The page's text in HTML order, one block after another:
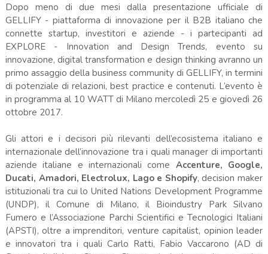
Dopo meno di due mesi dalla presentazione ufficiale di
GELLIFY - piattaforma di innovazione per il B2B italiano che
connette startup, investitori e aziende - i partecipanti ad
EXPLORE - Innovation and Design Trends, evento su
innovazione, digital transformation e design thinking avranno un
primo assaggio della business community di GELLIFY, in termini
di potenziale di relazioni, best practice e contenuti. L’evento è
in programma al 10 WATT di Milano mercoledì 25 e giovedì 26
ottobre 2017.
Gli attori e i decisori più rilevanti dell’ecosistema italiano e
internazionale dell’innovazione tra i quali manager di importanti
aziende italiane e internazionali come Accenture, Google,
Ducati, Amadori, Electrolux, Lago e Shopify, decision maker
istituzionali tra cui lo United Nations Development Programme
(UNDP), il Comune di Milano, il Bioindustry Park Silvano
Fumero e l’Associazione Parchi Scientifici e Tecnologici Italiani
(APSTI), oltre a imprenditori, venture capitalist, opinion leader
e innovatori tra i quali Carlo Ratti, Fabio Vaccarono (AD di